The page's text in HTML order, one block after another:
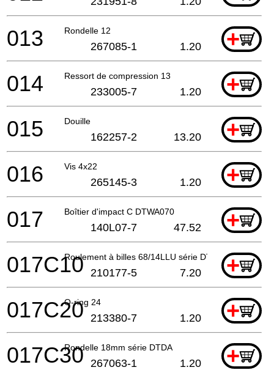
Rondelle 12 +
013 267085-1 1.20
Ressort de compression 13 +
014 233005-7 1.20
Douille +
015 162257-2 13.20
Vis 4x22 +
016 265145-3 1.20
Boîtier d'impact C DTWA070 +
017 140L07-7 47.52
Roulement à billes 68/14LLU série DTDA +
017C10 210177-5 7.20
O-ring 24 +
017C20 213380-7 1.20
Rondelle 18mm série DTDA +
017C30 267063-1 1.20